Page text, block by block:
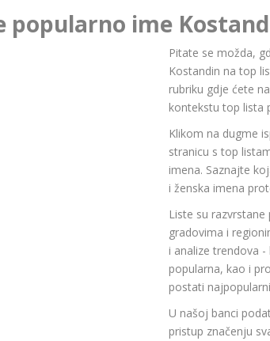
popularno ime
Pitate se možda,
Kostandin na top
rubriku gdje ćete
kontekstu top lista
Klikom na dugme
stranicu s top
imena. Saznajte
i ženska imena
Liste su
gradovima i
i analize trendova
popularna, kao i
postati
U našoj banci
pristup značenju